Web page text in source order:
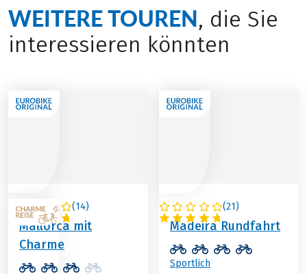
WEITERE TOUREN, die Sie
interessieren könnten
(14)
SPANIEN
Mallorca mit
Charme
(21)
PORTUGAL
Madeira Rundfahrt
Sportlich